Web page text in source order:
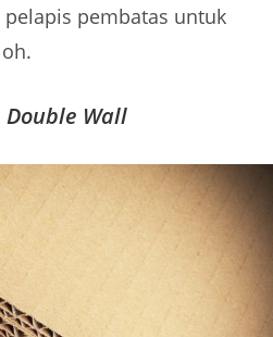
pembatas untuk
Double Wall